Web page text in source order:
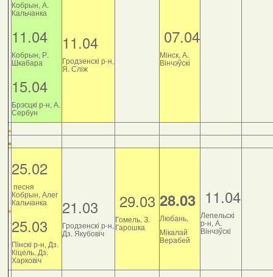
Кобрын, А.
Кальчанка
11.04
Кобрын, Р.
Шкабара
15.04
Брэсцкі р-н, А.
Сербун
11.04
Гродзенскі р-н,
Я. Сліж
07.04
Мінск, А.
Вінчэўскі
25.02
песня
Кобрын, Алег
Кальчанка
25.03
Пінскі р-н, Дз.
Кіцель, Дз.
Харковіч
21.03
Гродзенскі р-н,
Дз. Якубовіч
29.03
Гомель, З.
Гарошка
28.03
Любань,
Мікалай
Верабей
11.04
Лепельскі
р-н, А.
Вінчэўскі